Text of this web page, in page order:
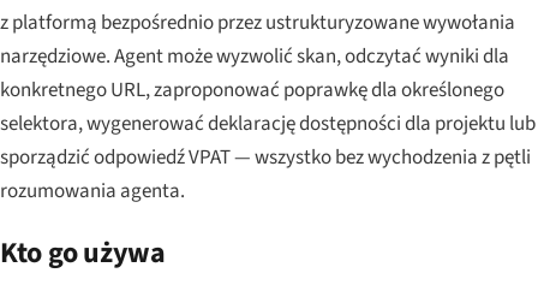
z platformą bezpośrednio przez ustrukturyzowane wywołania
narzędziowe. Agent może wyzwolić skan, odczytać wyniki dla
konkretnego URL, zaproponować poprawkę dla określonego
selektora, wygenerować deklarację dostępności dla projektu lub
sporządzić odpowiedź VPAT — wszystko bez wychodzenia z pętli
rozumowania agenta.
Kto go używa